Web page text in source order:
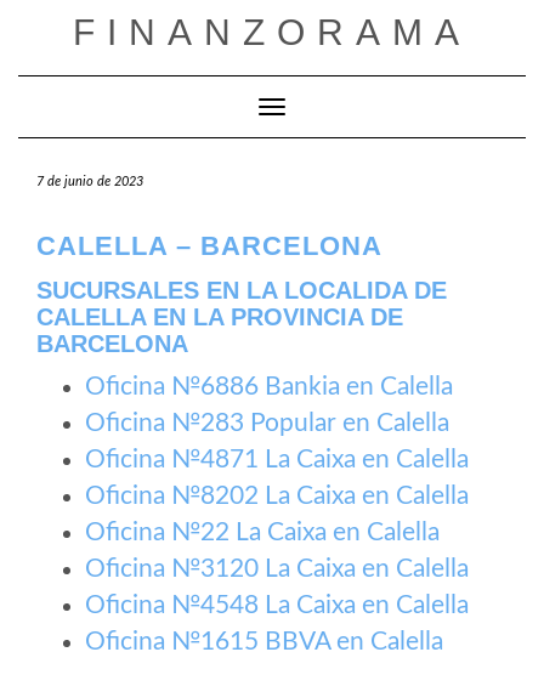
FINANZORAMA
Cambiar modo de navegación
7 de junio de 2023
CALELLA – BARCELONA
SUCURSALES EN LA LOCALIDA DE
CALELLA EN LA PROVINCIA DE
BARCELONA
Oficina №6886 Bankia en Calella
Oficina №283 Popular en Calella
Oficina №4871 La Caixa en Calella
Oficina №8202 La Caixa en Calella
Oficina №22 La Caixa en Calella
Oficina №3120 La Caixa en Calella
Oficina №4548 La Caixa en Calella
Oficina №1615 BBVA en Calella